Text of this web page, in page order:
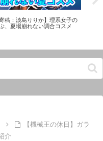
寄稿：淡島りりか】理系女子の
、夏場崩れない調合コスメ
【機械王の休日】ガラ
介